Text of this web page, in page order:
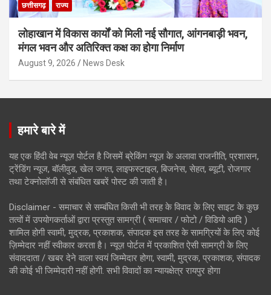
छत्तीसगढ़ राज्य
लोहाखान में विकास कार्यों को मिली नई सौगात, आंगनबाड़ी भवन,
मंगल भवन और अतिरिक्त कक्ष का होगा निर्माण
August 9, 2026 News Desk
हमारे बारे में
यह एक हिंदी वेब न्यूज़ पोर्टल है जिसमें ब्रेकिंग न्यूज़ के अलावा राजनीति, प्रशासन,
ट्रेंडिंग न्यूज, बॉलीवुड, खेल जगत, लाइफस्टाइल, बिजनेस, सेहत, ब्यूटी, रोजगार
तथा टेक्नोलॉजी से संबंधित खबरें पोस्ट की जाती है।
Disclaimer - समाचार से सम्बंधित किसी भी तरह के विवाद के लिए साइट के कुछ
तत्वों में उपयोगकर्ताओं द्वारा प्रस्तुत सामग्री ( समाचार / फोटो / विडियो आदि )
शामिल होगी स्वामी, मुद्रक, प्रकाशक, संपादक इस तरह के सामग्रियों के लिए कोई
ज़िम्मेदार नहीं स्वीकार करता है। न्यूज़ पोर्टल में प्रकाशित ऐसी सामग्री के लिए
संवाददाता / खबर देने वाला स्वयं जिम्मेदार होगा, स्वामी, मुद्रक, प्रकाशक, संपादक
की कोई भी जिम्मेदारी नहीं होगी. सभी विवादों का न्यायक्षेत्र रायपुर होगा